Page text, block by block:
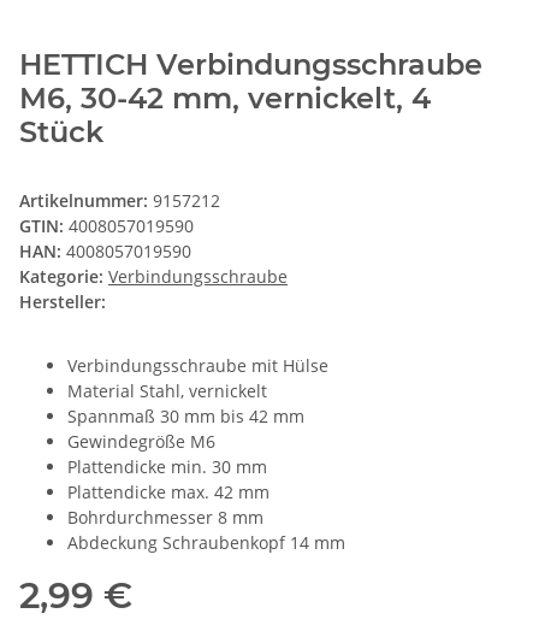
HETTICH Verbindungsschraube
M6, 30-42 mm, vernickelt, 4
Stück
Artikelnummer: 9157212
GTIN: 4008057019590
HAN: 4008057019590
Kategorie: Verbindungsschraube
Hersteller:
Verbindungsschraube mit Hülse
Material Stahl, vernickelt
Spannmaß 30 mm bis 42 mm
Gewindegröße M6
Plattendicke min. 30 mm
Plattendicke max. 42 mm
Bohrdurchmesser 8 mm
Abdeckung Schraubenkopf 14 mm
2,99 €